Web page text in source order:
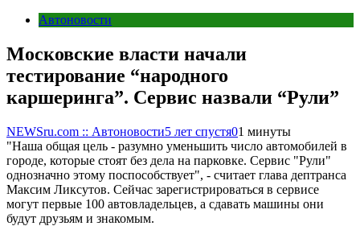
Автоновости
Московские власти начали
тестирование “народного
каршеринга”. Сервис назвали “Рули”
NEWSru.com :: Автоновости5 лет спустя01 минуты
"Наша общая цель - разумно уменьшить число автомобилей в
городе, которые стоят без дела на парковке. Сервис "Рули"
однозначно этому поспособствует", - считает глава дептранса
Максим Ликсутов. Сейчас зарегистрироваться в сервисе
могут первые 100 автовладельцев, а сдавать машины они
будут друзьям и знакомым.